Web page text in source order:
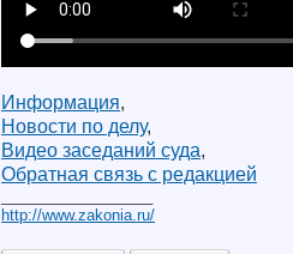
Информация,
Новости по делу,
Видео заседаний суда,
Обратная связь с редакцией
http://www.zakonia.ru/